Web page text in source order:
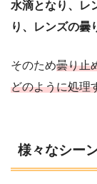
水滴となり、レ
り、レンズの曇
そのため曇り止
どのように処理
様々なシー